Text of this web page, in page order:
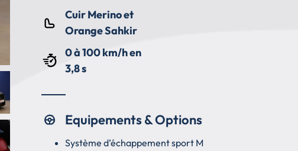
Cuir Merino et
Orange Sahkir
0 à 100 km/h en
3,8 s
Equipements & Options
Système d’échappement sport M